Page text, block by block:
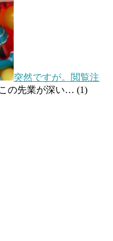
突然ですが。閲覧注
の先業が深い… (1)